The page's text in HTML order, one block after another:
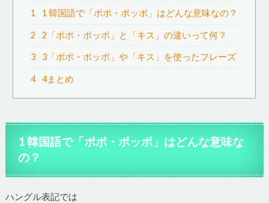
1 1 韓国語で「ポポ・ポッポ」はどんな意味なの？
2 2「ポポ・ポッポ」と「キス」の違いって何？
3 3「ポポ・ポッポ」や「キス」を使ったフレーズ
4 4まとめ
1 韓国語で「ポポ・ポッポ」はどんな意味な
の？
ハングル表記では